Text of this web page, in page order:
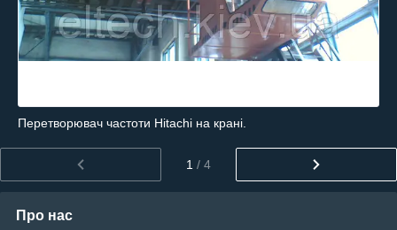
Перетворювач частоти Hitachi на крані.
1 / 4
Про нас